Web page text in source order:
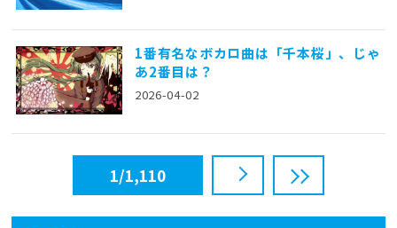
1番有名なボカロ曲は「千本桜」、じゃ
あ2番目は？
2026-04-02
1/1,110